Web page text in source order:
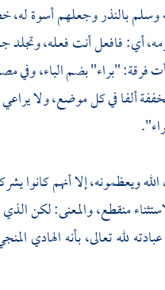
وسلم بالنذر وجعلهم أسوة
أي: فافعل أنت فعله،
فرقة: "براء" بضم الباء،
ألفا في كل موضع، ولا
ويعظمونه، إلا أنهم كانوا
منقطع، والمعنى: لكن
لله تعالى، بأنه الهادي